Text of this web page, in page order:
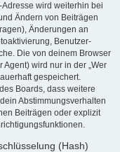
wird weiterhin bei
Ändern von Beiträgen
Änderungen an
Benutzer-
Die von deinem Browser
wird nur in der „Wer
gespeichert.
Boards, dass weitere
Abstimmungsverhalten
Beiträgen oder explizit
(Hash)